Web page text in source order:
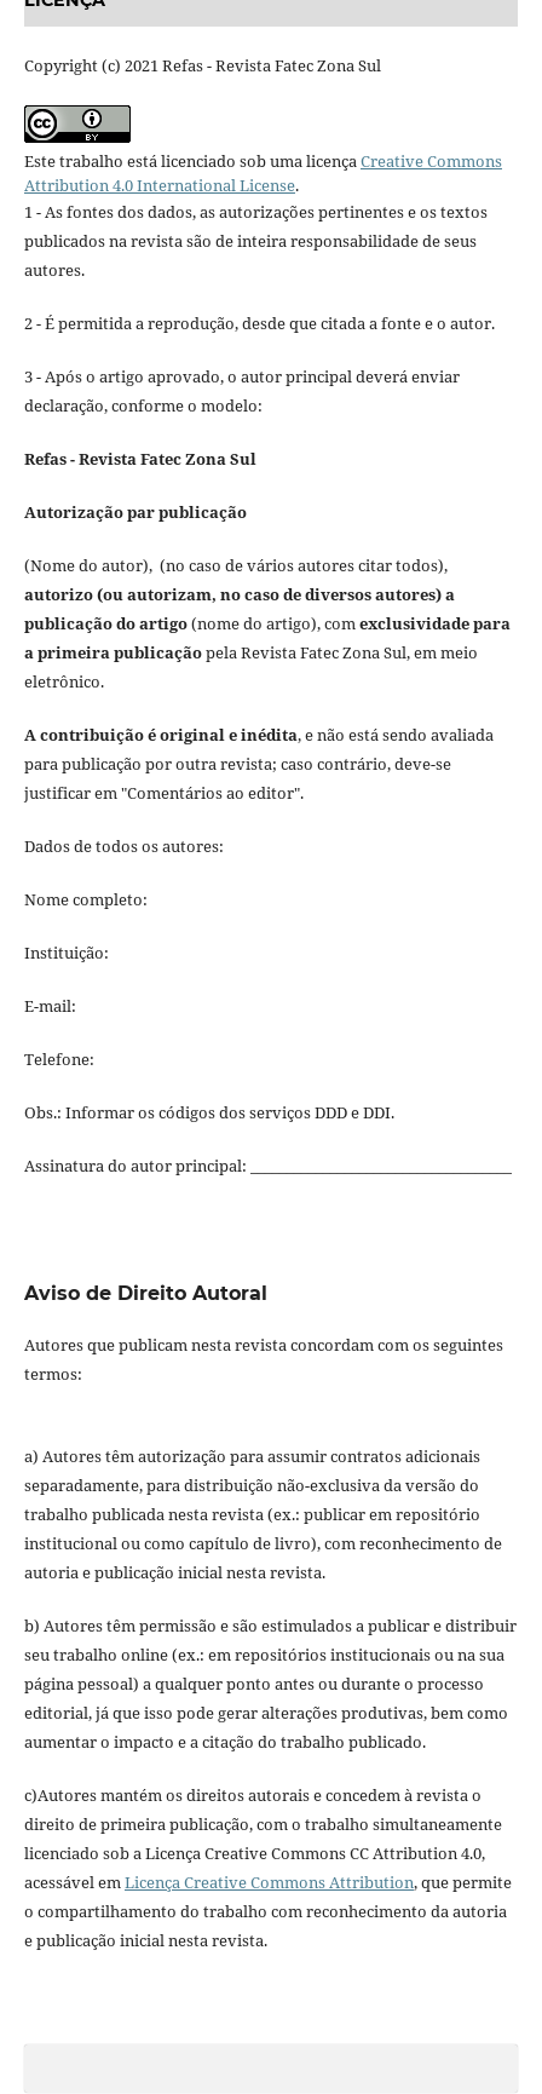
Copyright (c) 2021 Refas - Revista Fatec Zona Sul
Este trabalho está licenciado sob uma licença Creative Commons
Attribution 4.0 International License.
1 - As fontes dos dados, as autorizações pertinentes e os textos
publicados na revista são de inteira responsabilidade de seus
autores.
2 - É permitida a reprodução, desde que citada a fonte e o autor.
3 - Após o artigo aprovado, o autor principal deverá enviar
declaração, conforme o modelo:
Refas - Revista Fatec Zona Sul
Autorização par publicação
(Nome do autor), (no caso de vários autores citar todos),
autorizo (ou autorizam, no caso de diversos autores) a
publicação do artigo(nome do artigo), com exclusividade para
a primeira publicaçãopela Revista Fatec Zona Sul, em meio
eletrônico.
A contribuição é original e inédita, e não está sendo avaliada
para publicação por outra revista; caso contrário, deve-se
justificar em "Comentários ao editor".
Dados de todos os autores:
Nome completo:
Instituição:
E-mail:
Telefone:
Obs.: Informar os códigos dos serviços DDD e DDI.
Assinatura do autor principal: ____________________________________
Aviso de Direito Autoral
Autores que publicam nesta revista concordam com os seguintes
termos:
a) Autores têm autorização para assumir contratos adicionais
separadamente, para distribuição não-exclusiva da versão do
trabalho publicada nesta revista (ex.: publicar em repositório
institucional ou como capítulo de livro), com reconhecimento de
autoria e publicação inicial nesta revista.
b) Autores têm permissão e são estimulados a publicar e distribuir
seu trabalho online (ex.: em repositórios institucionais ou na sua
página pessoal) a qualquer ponto antes ou durante o processo
editorial, já que isso pode gerar alterações produtivas, bem como
aumentar o impacto e a citação do trabalho publicado.
c)Autores mantém os direitos autorais e concedem à revista o
direito de primeira publicação, com o trabalho simultaneamente
licenciado sob a Licença Creative Commons CC Attribution 4.0,
acessável emLicença Creative Commons Attribution, que permite
o compartilhamento do trabalho com reconhecimento da autoria
e publicação inicial nesta revista.